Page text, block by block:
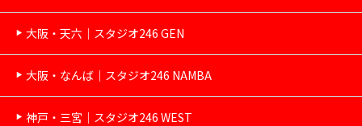
大阪・天六｜スタジオ246 GEN
大阪・なんば｜スタジオ246 NAMBA
神戸・三宮｜スタジオ246 WEST